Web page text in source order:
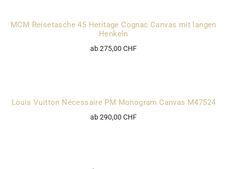
MCM Reisetasche 45 Heritage Cognac Canvas mit langen
Henkeln
ab 275,00 CHF
Louis Vuitton Nécessaire PM Monogram Canvas M47524
ab 290,00 CHF